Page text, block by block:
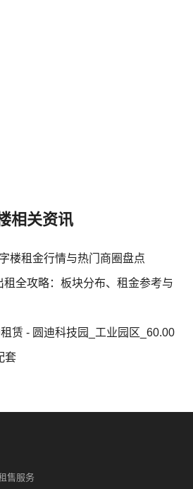
相关资讯
楼租金行情与热门商圈盘点
全攻略：板块分布、租金参考与
赁 - 圆迪科技园_工业园区_60.00
套
售服务